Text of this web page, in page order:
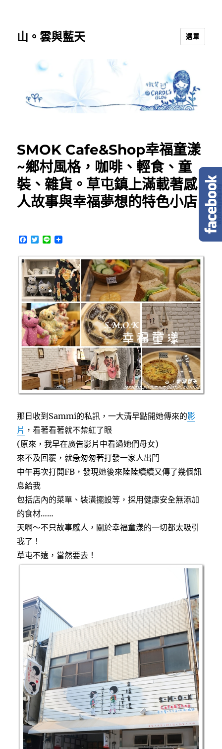
山。雲與藍天 選單
SMOK Cafe&Shop幸福童漾
~鄉村風格，咖啡、輕食、童
裝、雜貨。草屯鎮上滿載著感
人故事與幸福夢想的特色小店
F
c
e
b
o
o
k
T
i
t
t
e
r
L
n
e
那日收到Sammi的私訊，一大清早點開她傳來的影
片 ，看著看著就不禁紅了眼
(原來，我早在廣告影片中看過她們母女)
來不及回覆，就急匆匆著打發一家人出門
中午再次打開FB，發現她後來陸陸續續又傳了幾個訊
息給我
包括店內的菜單、裝潢擺設等，採用健康安全無添加
的食材……
天啊～不只故事感人，關於幸福童漾的一切都太吸引
我了！
草屯不遠，當然要去！